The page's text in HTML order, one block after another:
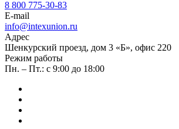
8 800 775-30-83
E-mail
info@intexunion.ru
Адрес
Шенкурский проезд, дом 3 «Б», офис 220
Режим работы
Пн. – Пт.: с 9:00 до 18:00